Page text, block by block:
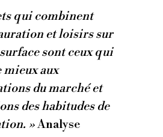
qui combinent
et loisirs sur
sont ceux qui
aux
du marché et
des habitudes de
»Analyse